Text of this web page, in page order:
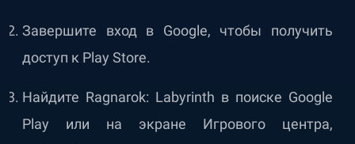
Завершите вход в Google, чтобы получить
доступ к Play Store.
Найдите Ragnarok: Labyrinth в поиске Google
Play или на экране Игрового центра,